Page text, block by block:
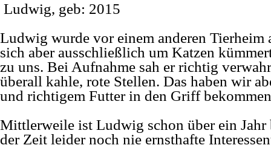
Ludwig, geb: 2015
Ludwig wurde vor einem anderen Tierheim
sich aber ausschließlich um Katzen
zu uns. Bei Aufnahme sah er richtig
überall kahle, rote Stellen. Das haben wir
und richtigem Futter in den Griff
Mittlerweile ist Ludwig schon über ein Jahr
der Zeit leider noch nie ernsthafte